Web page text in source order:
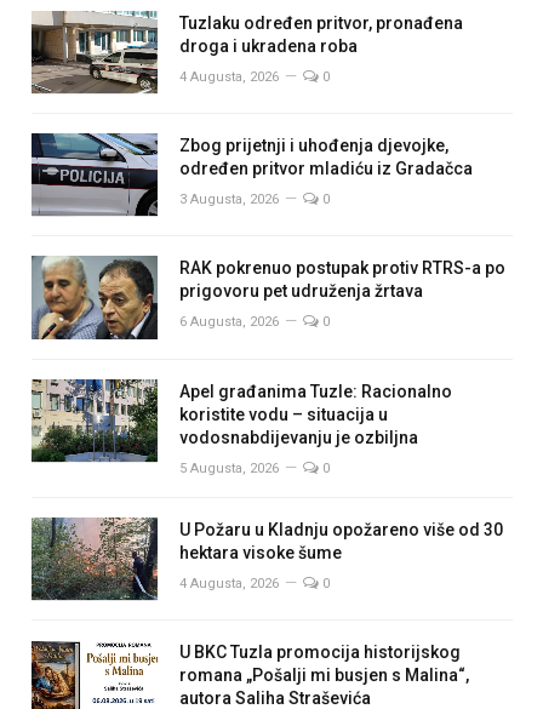
Tuzlaku određen pritvor, pronađena
droga i ukradena roba
4 Augusta, 2026 0
Zbog prijetnji i uhođenja djevojke,
određen pritvor mladiću iz Gradačca
3 Augusta, 2026 0
RAK pokrenuo postupak protiv RTRS-a po
prigovoru pet udruženja žrtava
6 Augusta, 2026 0
Apel građanima Tuzle: Racionalno
koristite vodu – situacija u
vodosnabdijevanju je ozbiljna
5 Augusta, 2026 0
U Požaru u Kladnju opožareno više od 30
hektara visoke šume
4 Augusta, 2026 0
U BKC Tuzla promocija historijskog
romana „Pošalji mi busjen s Malina“,
autora Saliha Straševića